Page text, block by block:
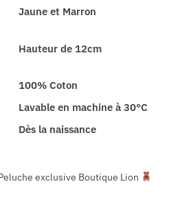
Jaune et Marron
Hauteur de 12cm
100% Coton
Lavable en machine à 30°C
Dès la naissance
exclusive Boutique Lion